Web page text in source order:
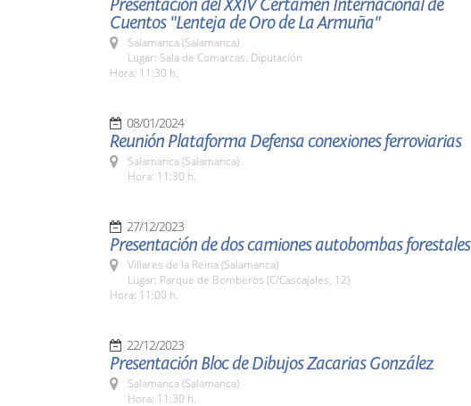
Presentación del XXIV Certamen Internacional de
Cuentos "Lenteja de Oro de La Armuña"
Salamanca (Salamanca)
Lugar: Sala de Comarcas. Diputación
Hora: 11:30 h.
08/01/2024
Reunión Plataforma Defensa conexiones ferroviarias
Salamanca (Salamanca)
Hora: 11:30 h.
27/12/2023
Presentación de dos camiones autobombas forestales
Villares de la Reina (Salamanca)
Lugar: Parque de Bomberos (C/Cascajales, 12)
Hora: 11:00 h.
22/12/2023
Presentación Bloc de Dibujos Zacarias González
Salamanca (Salamanca)
Hora: 11:30 h.